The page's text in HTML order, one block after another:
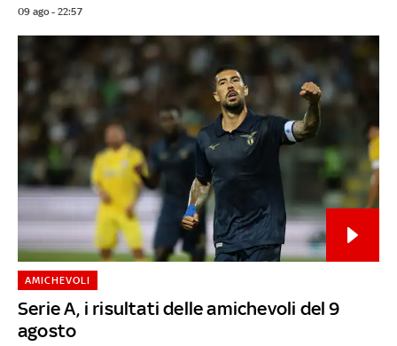
09 ago - 22:57
Serie A, i risultati delle amichevoli del 9
agosto
AMICHEVOLI